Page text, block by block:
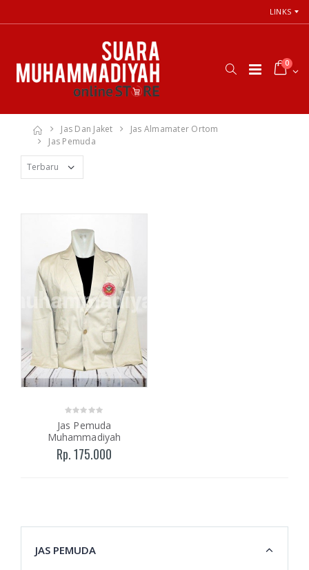
LINKS
0
Jas Dan Jaket
Jas Almamater Ortom
Jas Pemuda
Jas Pemuda
Muhammadiyah
Rp. 175.000
JAS PEMUDA